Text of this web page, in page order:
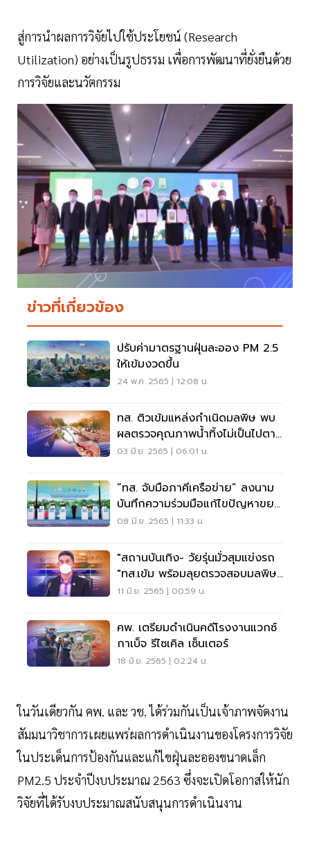
สู่การนําผลการวิจัยไปใช้ประโยชน์ (Research
Utilization) อย่างเป็นรูปธรรม เพื่อการพัฒนาที่ยั่งยืนด้วย
การวิจัยและนวัตกรรม
ข่าวที่เกี่ยวข้อง
ปรับค่ามาตรฐานฝุ่นละออง PM 2.5
ให้เข้มงวดขึ้น
24 พ.ค. 2565 | 12:08 น.
ทส. ติวเข้มแหล่งกำเนิดมลพิษ พบ
ผลตรวจคุณภาพน้ำทิ้งไม่เป็นไปตาม
มาตรฐาน
03 มิ.ย. 2565 | 06:01 น.
“ทส. จับมือภาคีเครือข่าย” ลงนาม
บันทึกความร่วมมือแก้ไขปัญหาขยะ
ทะเล
08 มิ.ย. 2565 | 11:33 น.
"สถานบันเทิง- วัยรุ่นมั่วสุมแข่งรถ
"ทส.เข้ม พร้อมลุยตรวจสอบมลพิษ
ทางเสียง
11 มิ.ย. 2565 | 00:59 น.
คพ. เตรียมดำเนินคดีโรงงานแวกซ์
กาเบ็จ รีไซเคิล เซ็นเตอร์
18 มิ.ย. 2565 | 02:24 น.
ในวันเดียวกัน คพ. และ วช. ได้ร่วมกันเป็นเจ้าภาพจัดงาน
สัมมนาวิชาการเผยแพร่ผลการดำเนินงานของโครงการวิจัย
ในประเด็นการป้องกันและแก้ไขฝุ่นละอองขนาดเล็ก
PM2.5 ประจำปีงบประมาณ 2563 ซึ่งจะเปิดโอกาสให้นัก
วิจัยที่ได้รับงบประมาณสนับสนุนการดำเนินงาน